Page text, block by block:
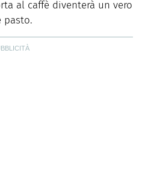
al caffè diventerà un vero
pasto.